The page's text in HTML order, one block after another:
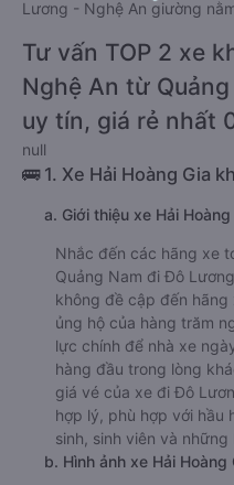
Lương - Nghệ An giường
Tư vấn TOP 2 xe
Nghệ An từ
uy tín, giá rẻ nhất
null
🚌 1. Xe Hải Hoàng Gia
a. Giới thiệu xe Hải Hoàng
Nhắc đến các hãng xe
Quảng Nam đi Đô
không đề cập đến hãng
ủng hộ của hàng trăm
lực chính để nhà xe
hàng đầu trong lòng
giá vé của xe đi Đô
hợp lý, phù hợp với hầu
sinh, sinh viên và
b. Hình ảnh xe Hải Hoàng